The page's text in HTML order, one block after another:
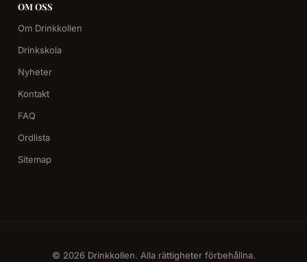
OM OSS
Om Drinkkollen
Drinkskola
Nyheter
Kontakt
FAQ
Ordlista
Sitemap
© 2026 Drinkkollen. Alla rättigheter förbehållna.